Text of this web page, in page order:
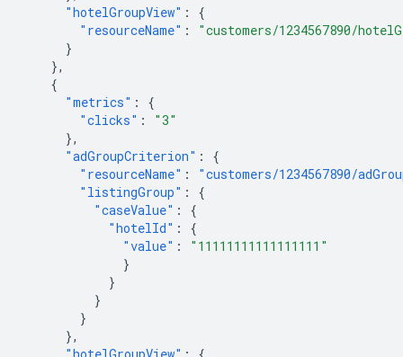
"hotelGroupView" :
{
"resourceName" :
"customers/1234567890/
}
},
{
"metrics" :
{
"clicks" :
"3"
},
"adGroupCriterion" :
{
"resourceName" :
"customers/1234567890/
"listingGroup" :
{
"caseValue" :
{
"hotelId" :
{
"value" :
"11111111111111111"
}
}
}
}
},